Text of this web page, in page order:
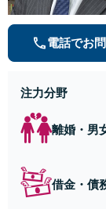
電話でお
注力分野
離婚・男
借金・債